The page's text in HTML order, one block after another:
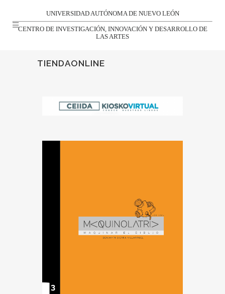
UNIVERSIDAD AUTÓNOMA DE NUEVO LEÓN
CENTRO DE INVESTIGACIÓN, INNOVACIÓN Y DESARROLLO DE
LAS ARTES
TIENDAONLINE